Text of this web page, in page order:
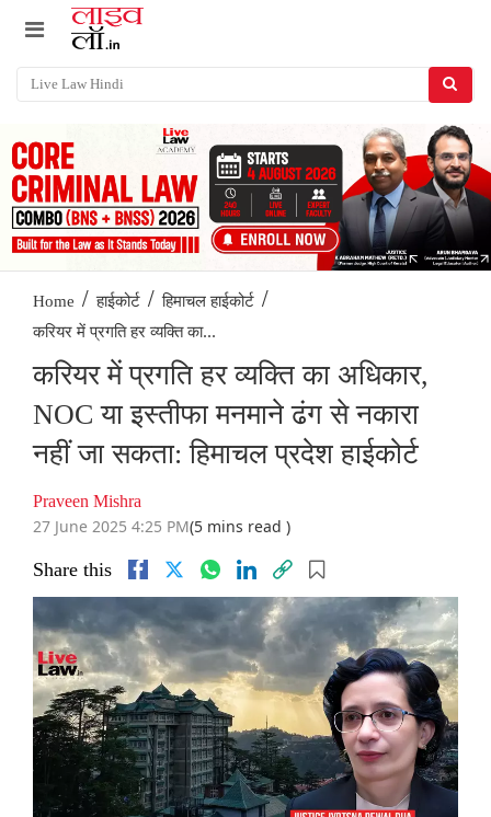
Home / हाईकोर्ट / हिमाचल हाईकोर्ट /
करियर में प्रगति हर व्यक्ति का...
करियर में प्रगति हर व्यक्ति का अधिकार,
NOC या इस्तीफा मनमाने ढंग से नकारा
नहीं जा सकता: हिमाचल प्रदेश हाईकोर्ट
Praveen Mishra
27 June 2025 4:25 PM(5 mins read )
Share this